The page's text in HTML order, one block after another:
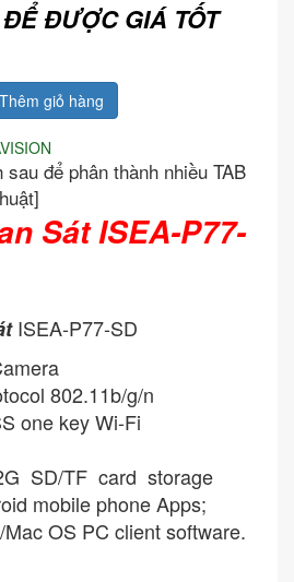
ĐƯỢC GIÁ TỐT
Thêm giỏ hàng
để phân thành nhiều TAB
Sát ISEA-P77-
ISEA-P77-SD
802.11b/g/n
one key Wi-Fi
SD/TF card storage
mobile phone Apps;
OS PC client software.